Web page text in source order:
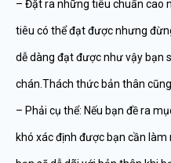
– Đặt ra những tiêu chuẩn cao
tiêu có thể đạt được nhưng
dễ dàng đạt được như vậy bạn
chán.Thách thức bản thân
– Phải cụ thể: Nếu bạn đề ra
khó xác định được bạn cần